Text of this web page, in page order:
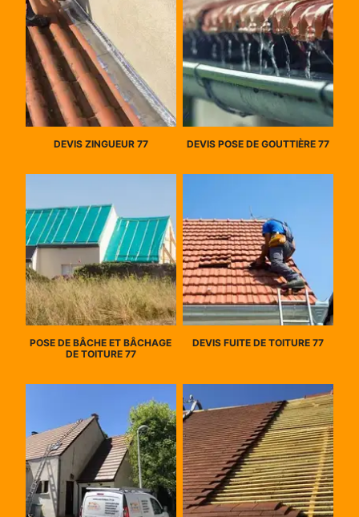
DEVIS ZINGUEUR 77 DEVIS POSE DE GOUTTIÈRE 77
POSE DE BÂCHE ET BÂCHAGE
DE TOITURE 77
DEVIS FUITE DE TOITURE 77